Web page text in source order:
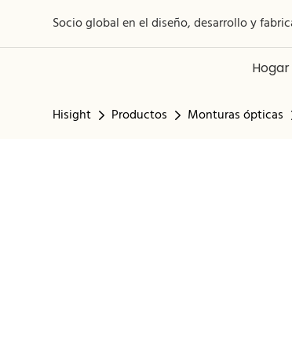
Socio global en el diseño, desarrollo y
Hogar
Hisight Productos Monturas ópticas